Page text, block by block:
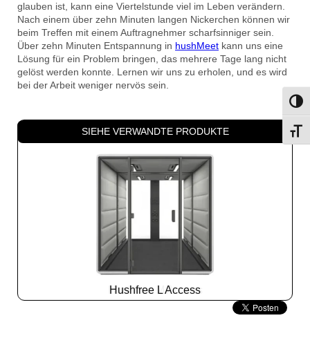
glauben ist, kann eine Viertelstunde viel im Leben verändern.
Nach einem über zehn Minuten langen Nickerchen können wir
beim Treffen mit einem Auftragnehmer scharfsinniger sein.
Über zehn Minuten Entspannung in hushMeet kann uns eine
Lösung für ein Problem bringen, das mehrere Tage lang nicht
gelöst werden konnte. Lernen wir uns zu erholen, und es wird
bei der Arbeit weniger nervös sein.
SIEHE VERWANDTE PRODUKTE
Hushfree L Access
Slide